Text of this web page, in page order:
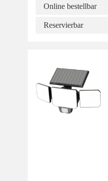
Online bestellbar
Reservierbar